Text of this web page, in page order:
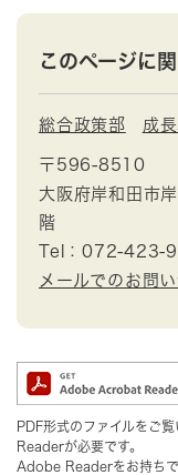
このページに
総合政策部 成
〒596-8510
大阪府岸和田市
階
Tel：072-423-
メールでのお問
PDF形式のファイルをご
Readerが必要です。
Adobe Readerをお持ちで